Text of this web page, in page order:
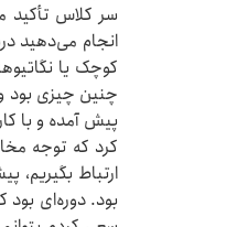
سر کلاس تأکید
انجام می‌دهید
کوچک یا
چنین چیزی بود
پیش آمده و با
کرد که توجه
ارتباط
بود.‌ دوره‌ای